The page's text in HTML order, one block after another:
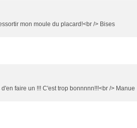
mon moule du placard!<br /> Bises
faire un !!! C'est trop bonnnnn!!!<br /> Manue